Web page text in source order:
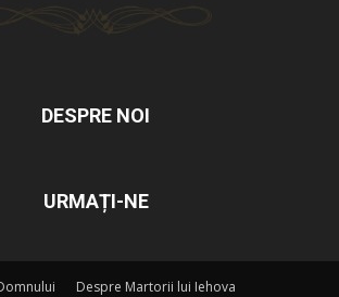
DESPRE NOI
URMAȚI-NE
Despre Martorii lui Iehova